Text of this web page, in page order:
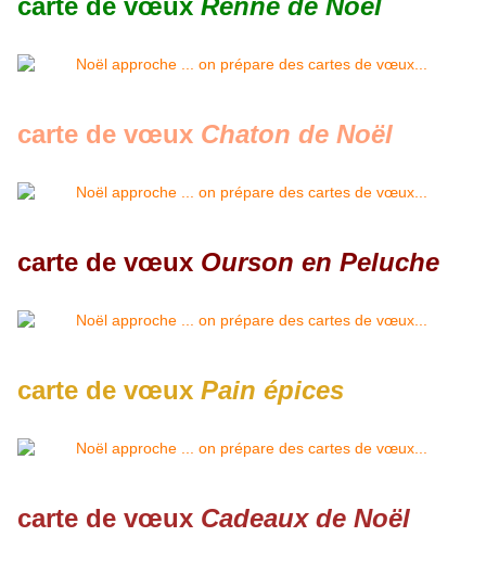
carte de vœux Renne de Noël
carte de vœux Chaton de Noël
carte de vœux Ourson en Peluche
carte de vœux Pain épices
carte de vœux Cadeaux de Noël